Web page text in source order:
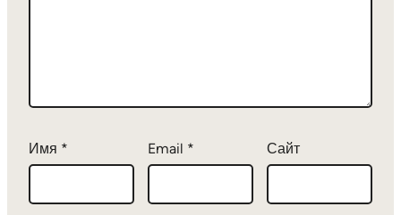
Имя * Email * Сайт